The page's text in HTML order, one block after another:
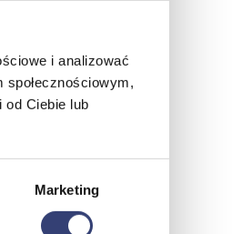
i analizować
od Ciebie lub
Marketing